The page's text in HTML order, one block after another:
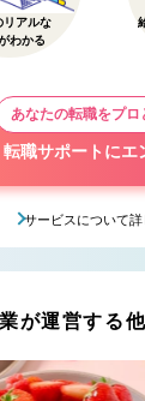
リアルな
わかる
あなたの転職をプロ
転職サポートにエ
サービスについて詳
が運営する